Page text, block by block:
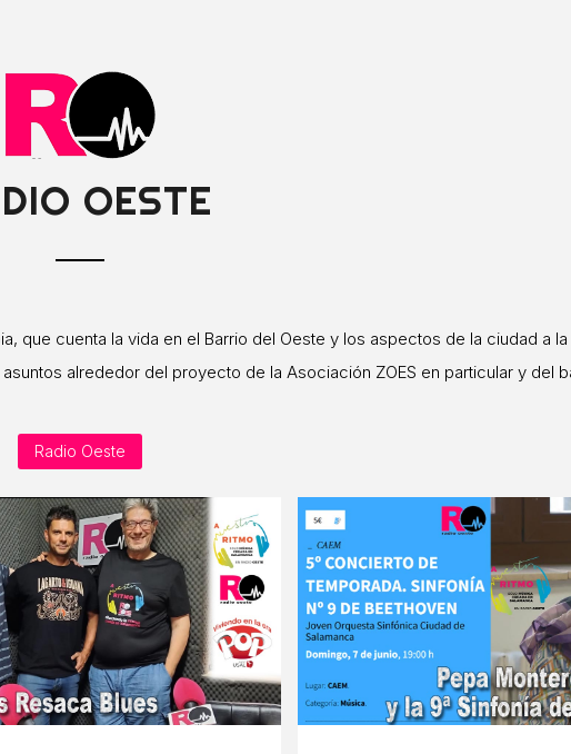
OESTE
que cuenta la vida en el Barrio del Oeste y los aspectos de la ciudad a
alrededor del proyecto de la Asociación ZOES en particular y del
Radio Oeste